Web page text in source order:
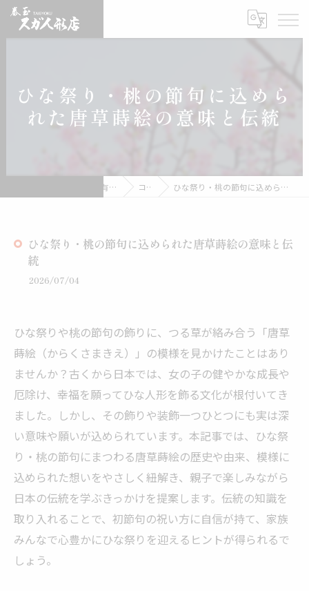
ひな祭り・桃の節句に込めら
れた唐草蒔絵の意味と伝統
雛人形の通販なら有限会社スガ人形店 コラム ひな祭り・桃の節句に込められた唐草蒔絵の意味と伝統
ひな祭り・桃の節句に込められた唐草蒔絵の意味と伝
統
2026/07/04
ひな祭りや桃の節句の飾りに、つる草が絡み合う「唐草
蒔絵（からくさまきえ）」の模様を見かけたことはあり
ませんか？古くから日本では、女の子の健やかな成長や
厄除け、幸福を願ってひな人形を飾る文化が根付いてき
ました。しかし、その飾りや装飾一つひとつにも実は深
い意味や願いが込められています。本記事では、ひな祭
り・桃の節句にまつわる唐草蒔絵の歴史や由来、模様に
込められた想いをやさしく紐解き、親子で楽しみながら
日本の伝統を学ぶきっかけを提案します。伝統の知識を
取り入れることで、初節句の祝い方に自信が持て、家族
みんなで心豊かにひな祭りを迎えるヒントが得られるで
しょう。